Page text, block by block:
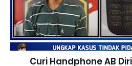
Curi Handphone AB